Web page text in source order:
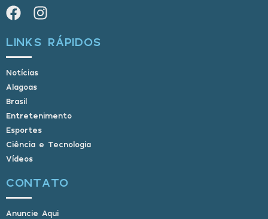
LINKS RÁPIDOS
Notícias
Alagoas
Brasil
Entretenimento
Esportes
Ciência e Tecnologia
Vídeos
CONTATO
Anuncie Aqui